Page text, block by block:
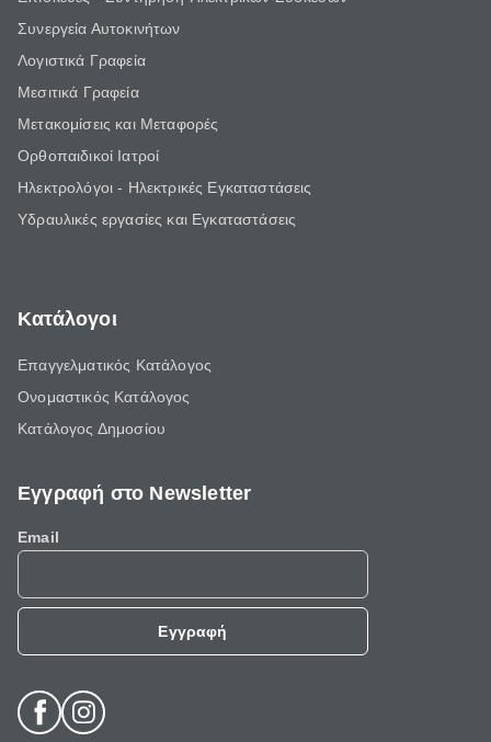
Συνεργεία Αυτοκινήτων
Λογιστικά Γραφεία
Μεσιτικά Γραφεία
Μετακομίσεις και Μεταφορές
Ορθοπαιδικοί Ιατροί
Ηλεκτρολόγοι - Ηλεκτρικές Εγκαταστάσεις
Υδραυλικές εργασίες και Εγκαταστάσεις
Κατάλογοι
Επαγγελματικός Κατάλογος
Ονομαστικός Κατάλογος
Κατάλογος Δημοσίου
Εγγραφή στο Newsletter
Email
Εγγραφή